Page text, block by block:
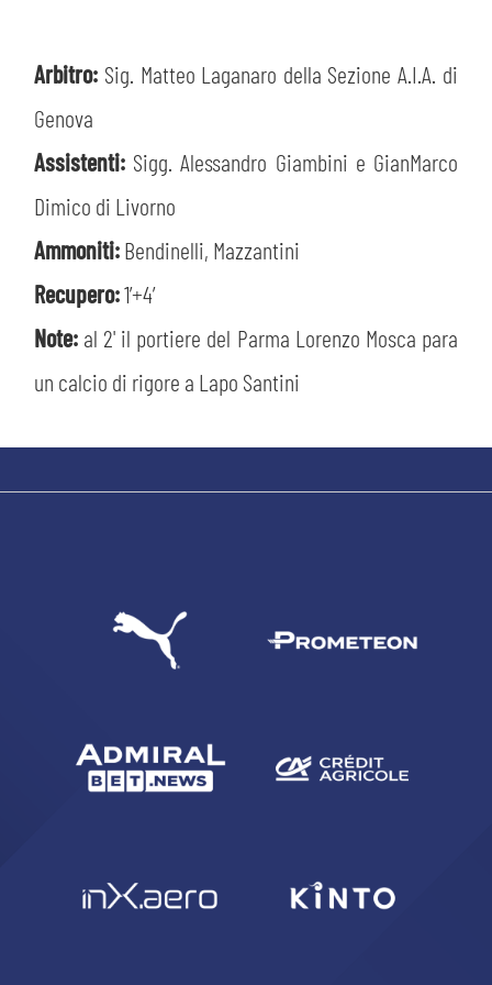
Arbitro: Sig. Matteo Laganaro della Sezione A.I.A. di
Genova
Assistenti: Sigg. Alessandro Giambini e GianMarco
Dimico di Livorno
Ammoniti:Bendinelli, Mazzantini
Recupero:1’+4′
Note: al 2' il portiere del Parma Lorenzo Mosca para
un calcio di rigore a Lapo Santini